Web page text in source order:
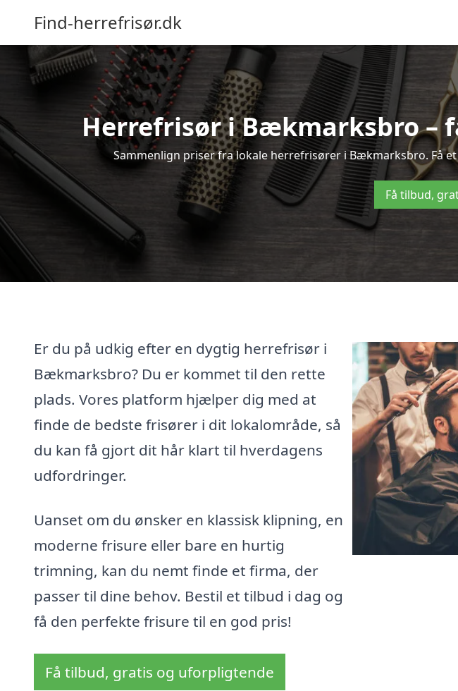
Find-herrefrisør.dk
Herrefrisør i Bækmarksbro –
Sammenlign priser fra lokale herrefrisører i Bækmarksbro. Få
Få tilbud,
Er du på udkig efter en dygtig herrefrisør i
Bækmarksbro? Du er kommet til den rette
plads. Vores platform hjælper dig med at
finde de bedste frisører i dit lokalområde, så
du kan få gjort dit hår klart til hverdagens
udfordringer.
Uanset om du ønsker en klassisk klipning, en
moderne frisure eller bare en hurtig
trimning, kan du nemt finde et firma, der
passer til dine behov. Bestil et tilbud i dag og
få den perfekte frisure til en god pris!
Få tilbud, gratis og uforpligtende